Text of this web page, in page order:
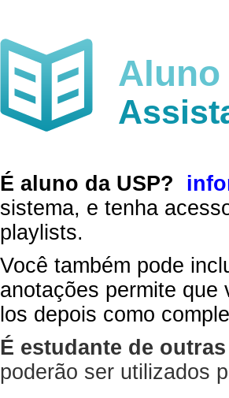
Aluno
É aluno da USP?
sistema, e tenha
playlists.
Você também pode
anotações permite que
los depois como
É estudante de
poderão ser utilizados